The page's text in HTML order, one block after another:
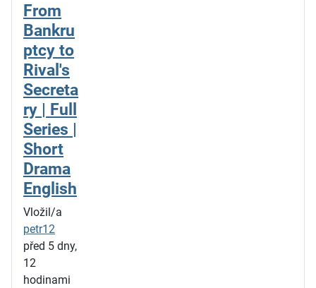
From
Bankru
ptcy to
Rival's
Secreta
ry | Full
Series |
Short
Drama
English
Vložil/a
petr12
před 5 dny,
12
hodinami